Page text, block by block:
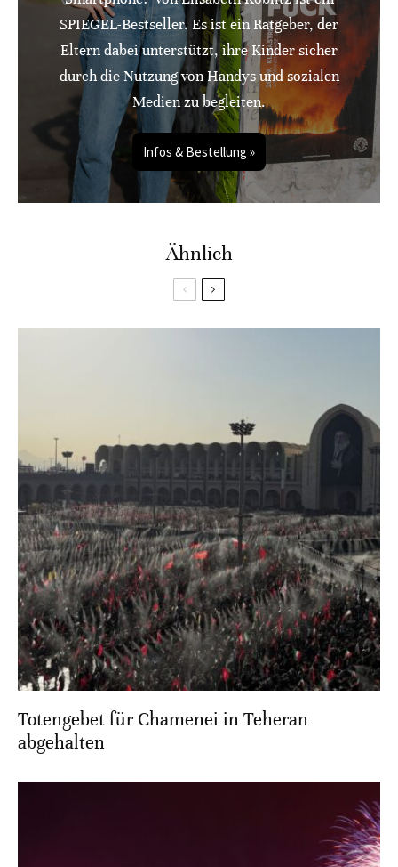
SPIEGEL-Bestseller. Es ist ein Ratgeber, der
Eltern dabei unterstützt, ihre Kinder sicher
durch die Nutzung von Handys und sozialen
Medien zu begleiten.
Infos & Bestellung »
Ähnlich
Totengebet für Chamenei in Teheran
abgehalten